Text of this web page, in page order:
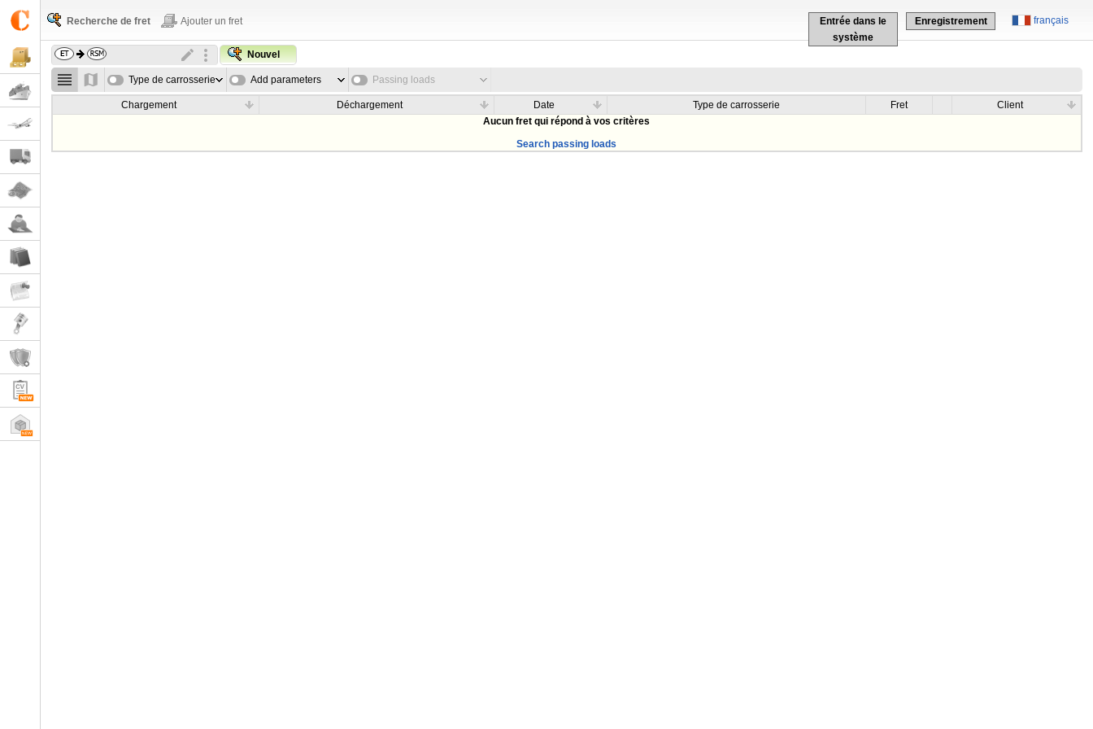
français
Entrée dans le
système
Enregistrement
Recherche de fret Ajouter un fret
Nouvel
Type de carrosserie Add parameters Passing loads
Chargement Déchargement Date Type de carrosserie Fret
Client
Aucun fret qui répond à vos critères
Search passing loads